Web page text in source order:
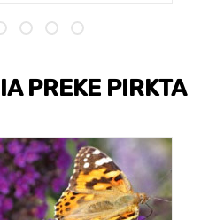
PREKE PIRKTA